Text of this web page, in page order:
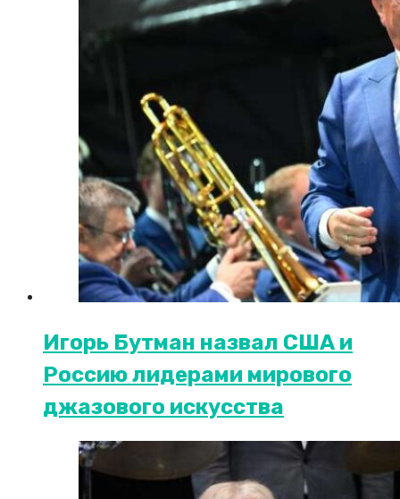
Игорь Бутман назвал США и
Россию лидерами мирового
джазового искусства